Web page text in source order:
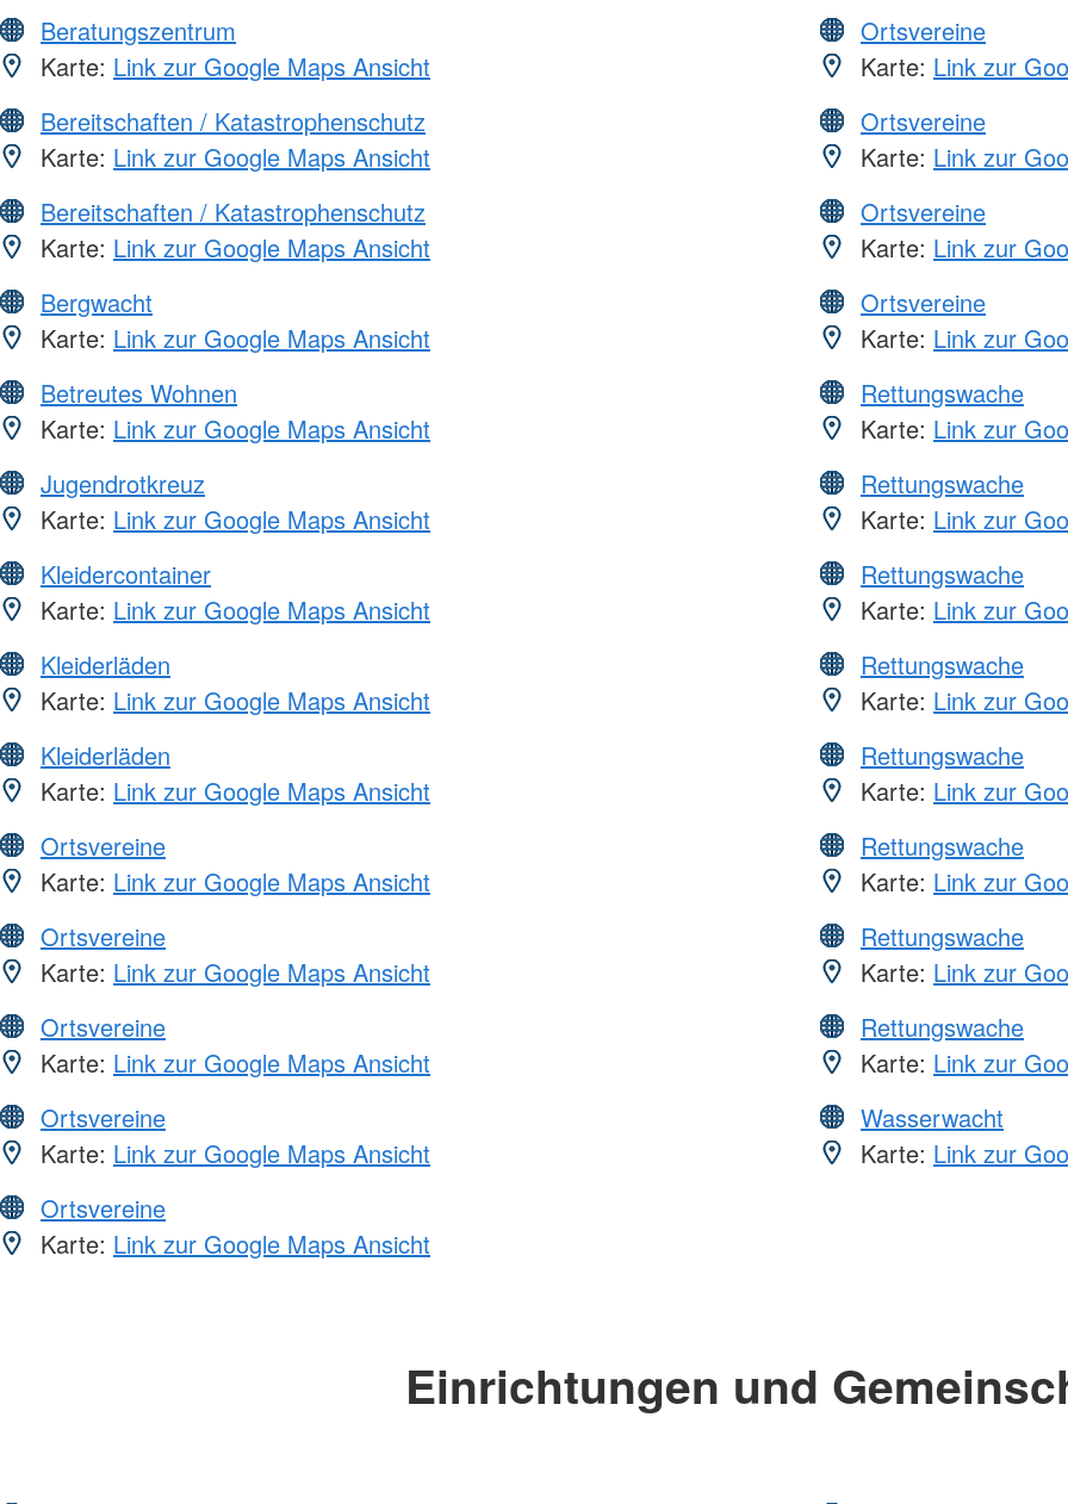
Beratungszentrum
Karte: Link zur Google Maps Ansicht
Bereitschaften / Katastrophenschutz
Karte: Link zur Google Maps Ansicht
Bereitschaften / Katastrophenschutz
Karte: Link zur Google Maps Ansicht
Bergwacht
Karte: Link zur Google Maps Ansicht
Betreutes Wohnen
Karte: Link zur Google Maps Ansicht
Jugendrotkreuz
Karte: Link zur Google Maps Ansicht
Kleidercontainer
Karte: Link zur Google Maps Ansicht
Kleiderläden
Karte: Link zur Google Maps Ansicht
Kleiderläden
Karte: Link zur Google Maps Ansicht
Ortsvereine
Karte: Link zur Google Maps Ansicht
Ortsvereine
Karte: Link zur Google Maps Ansicht
Ortsvereine
Karte: Link zur Google Maps Ansicht
Ortsvereine
Karte: Link zur Google Maps Ansicht
Ortsvereine
Karte: Link zur Google Maps Ansicht
Ortsvereine
Karte: Link zur
Ortsvereine
Karte: Link zur
Ortsvereine
Karte: Link zur
Ortsvereine
Karte: Link zur
Rettungswache
Karte: Link zur
Rettungswache
Karte: Link zur
Rettungswache
Karte: Link zur
Rettungswache
Karte: Link zur
Rettungswache
Karte: Link zur
Rettungswache
Karte: Link zur
Rettungswache
Karte: Link zur
Rettungswache
Karte: Link zur
Wasserwacht
Karte: Link zur
Einrichtungen und